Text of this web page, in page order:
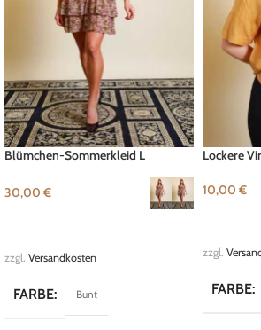
Blümchen-Sommerkleid L
30,00 €
zzgl. Versandkosten
FARBE Bunt
Lockere
10,00 €
zzgl.
FARBE